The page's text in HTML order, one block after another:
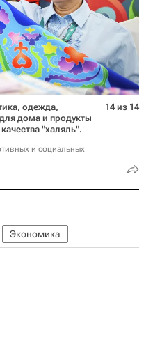
одежда,
дома и продукты
"халяль".
и социальных
14 из 14
Экономика